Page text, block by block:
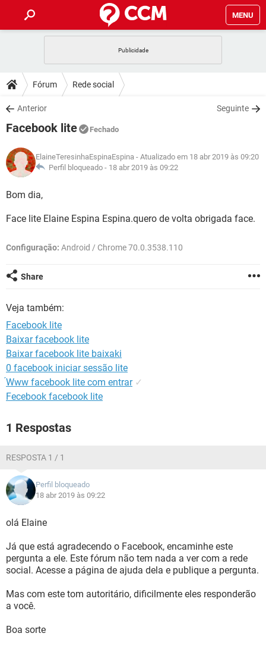
MENU
CELULAR
OUTLOOK
INSTAGRAM
GUIA DE COMPRAS
DICAS
JOGOS
INSTAGRAM GMAIL
GUIA DE COMPRAS
DOWNLOADS
JOGOS
CELULAR
OUTLOOK EXCEL
INSTAGRAM
JOGOS WHATSAPP
CELULAR
OUTLOOK
INSTAGRAM GMAIL
GLOSSÁRIO
JOGOS
INSTAGRAM GMAIL
GUIA DE COMPRAS
Fórum Rede social
Anterior Seguinte
Facebook lite Fechado
ElaineTeresinhaEspinaEspina - Atualizado em 18 abr 2019 às 09:20
Perfil bloqueado - 18 abr 2019 às 09:22
Bom dia,
Face lite Elaine Espina Espina.quero de volta obrigada face.
Configuração: Android / Chrome 70.0.3538.110
Share
Veja também:
Facebook lite
Baixar facebook lite
Baixar facebook lite baixaki
0 facebook iniciar sessão lite
́Www facebook lite com entrar ✓
Fecebook facebook lite
1 Respostas
RESPOSTA 1 / 1
Perfil bloqueado
18 abr 2019 às 09:22
olá Elaine
Já que está agradecendo o Facebook, encaminhe este
pergunta a ele. Este fórum não tem nada a ver com a rede
social. Acesse a página de ajuda dela e publique a pergunta.
Mas com este tom autoritário, dificilmente eles responderão
a você.
Boa sorte